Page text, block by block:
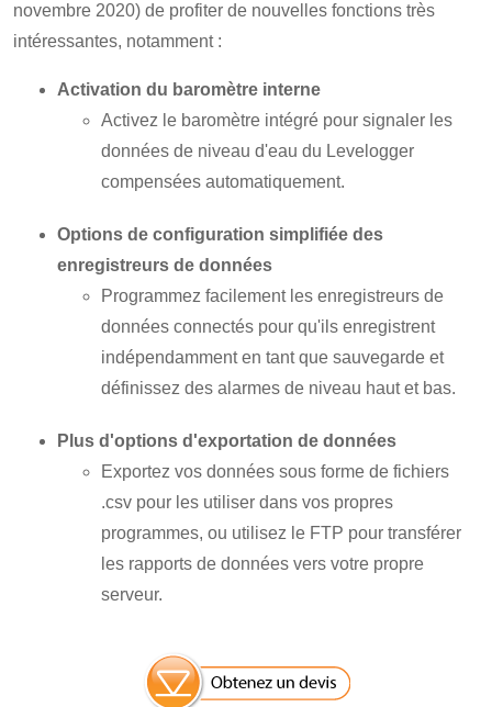
novembre 2020) de profiter de nouvelles fonctions très
intéressantes, notamment :
Activation du baromètre interne
Activez le baromètre intégré pour signaler les
données de niveau d'eau du Levelogger
compensées automatiquement.
Options de configuration simplifiée des
enregistreurs de données
Programmez facilement les enregistreurs de
données connectés pour qu'ils enregistrent
indépendamment en tant que sauvegarde et
définissez des alarmes de niveau haut et bas.
Plus d'options d'exportation de données
Exportez vos données sous forme de fichiers
.csv pour les utiliser dans vos propres
programmes, ou utilisez le FTP pour transférer
les rapports de données vers votre propre
serveur.